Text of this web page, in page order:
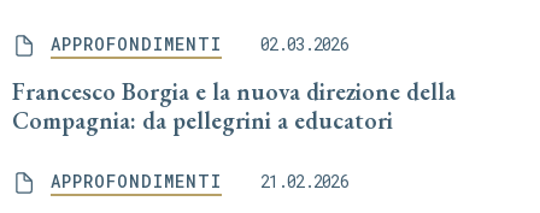
APPROFONDIMENTI 02.03.2026
Francesco Borgia e la nuova direzione della
Compagnia: da pellegrini a educatori
APPROFONDIMENTI 21.02.2026